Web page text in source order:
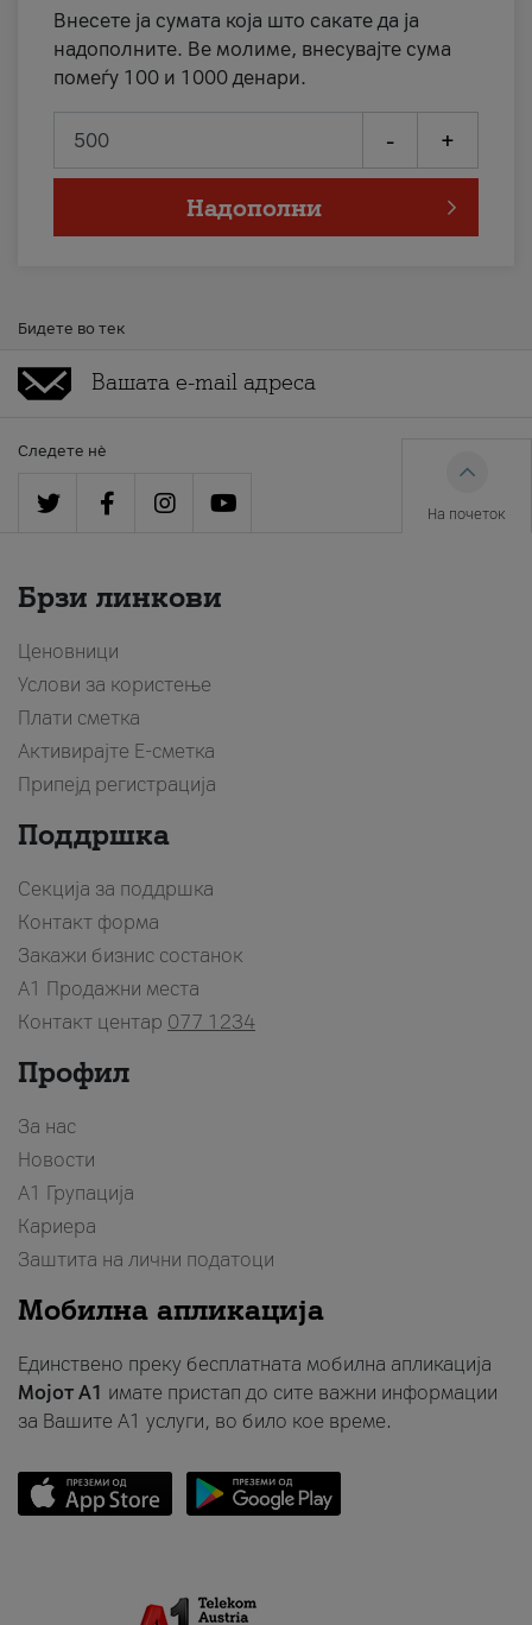
Внесете ја сумата која што сакате да ја
надополните. Ве молиме, внесувајте сума
помеѓу 100 и 1000 денари.
- +
Надополни
Бидете во тек
Следете нè
На почеток
Брзи линкови
Ценовници
Услови за користење
Плати сметка
Активирајте Е-сметка
Припејд регистрација
Поддршка
Секција за поддршка
Контакт форма
Закажи бизнис состанок
A1 Продажни места
Контакт центар 077 1234
Профил
За нас
Новости
А1 Групација
Кариера
Заштита на лични податоци
Мобилна апликација
Единствено преку бесплатната мобилна апликација
Мојот A1 имате пристап до сите важни информации
за Вашите A1 услуги, во било кое време.